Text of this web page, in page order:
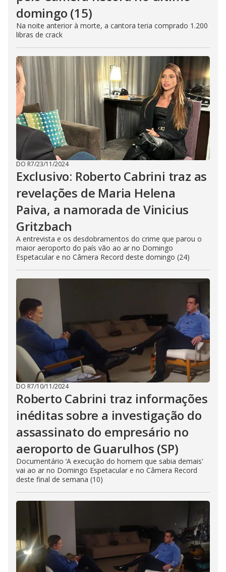
domingo (15)
Na noite anterior à morte, a cantora teria comprado 1.200
libras de crack
DO R7/23/11/2024
Exclusivo: Roberto Cabrini traz as
revelações de Maria Helena
Paiva, a namorada de Vinicius
Gritzbach
A entrevista e os desdobramentos do crime que parou o
maior aeroporto do país vão ao ar no Domingo
Espetacular e no Câmera Record deste domingo (24)
DO R7/10/11/2024
Roberto Cabrini traz informações
inéditas sobre a investigação do
assassinato do empresário no
aeroporto de Guarulhos (SP)
Documentário ‘A execução do homem que sabia demais'
vai ao ar no Domingo Espetacular e no Câmera Record
deste final de semana (10)